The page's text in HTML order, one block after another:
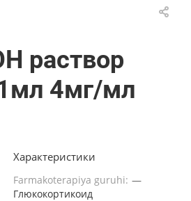
раствор
4мг/мл
Характеристики
Farmakoterapiya guruhi: —
Глюкокортикоид